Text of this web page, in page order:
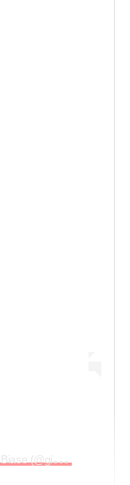
U
n post condiviso da Gianmarco Di Biase (@gianmarco.dibiase)